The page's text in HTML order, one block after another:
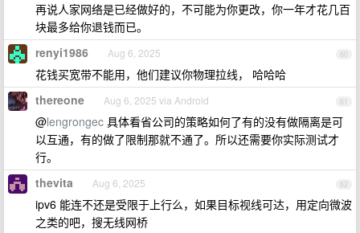
再说人家网络是已经做好的，不可能为你更改，你一年才花几百
块最多给你退钱而已。
60
renyi1986 Aug 6, 2025
花钱买宽带不能用，他们建议你物理拉线， 哈哈哈
61
thereone Aug 6, 2025 via Android
@lengrongec 具体看省公司的策略如何了有的没有做隔离是可
以互通，有的做了限制那就不通了。所以还需要你实际测试才
行。
62
thevita Aug 6, 2025
ipv6 能连不还是受限于上行么，如果目标视线可达，用定向微波
之类的吧，搜无线网桥